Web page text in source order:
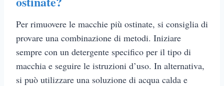
Per rimuovere le macchie più ostinate, si consiglia di
provare una combinazione di metodi. Iniziare
sempre con un detergente specifico per il tipo di
macchia e seguire le istruzioni d’uso. In alternativa,
si può utilizzare una soluzione di acqua calda e